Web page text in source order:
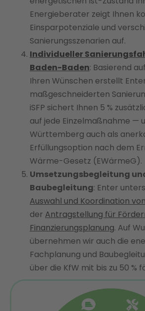
Energieberater zeigt Ihnen
Einsparpotenziale und
Sanierungsszenarien auf.
Individueller
Baden-Baden: Basierend
Ihren Wünschen erstellt
maßgeschneiderten
iSFP sichert Ihnen 5 %
auf jede Einzelmaßnahme —
Württemberg auch als
Erfüllungsoption nach dem
Wärme-Gesetz (EWärmeG).
Umsetzungsbegleitung
Baubegleitung: Enter
Auswahl und Koordination
der Antragstellung für
Finanzierungsplanung. Auf
übernehmen wir auch die
Fachplanung und
über die KfW mit bis zu 50 %